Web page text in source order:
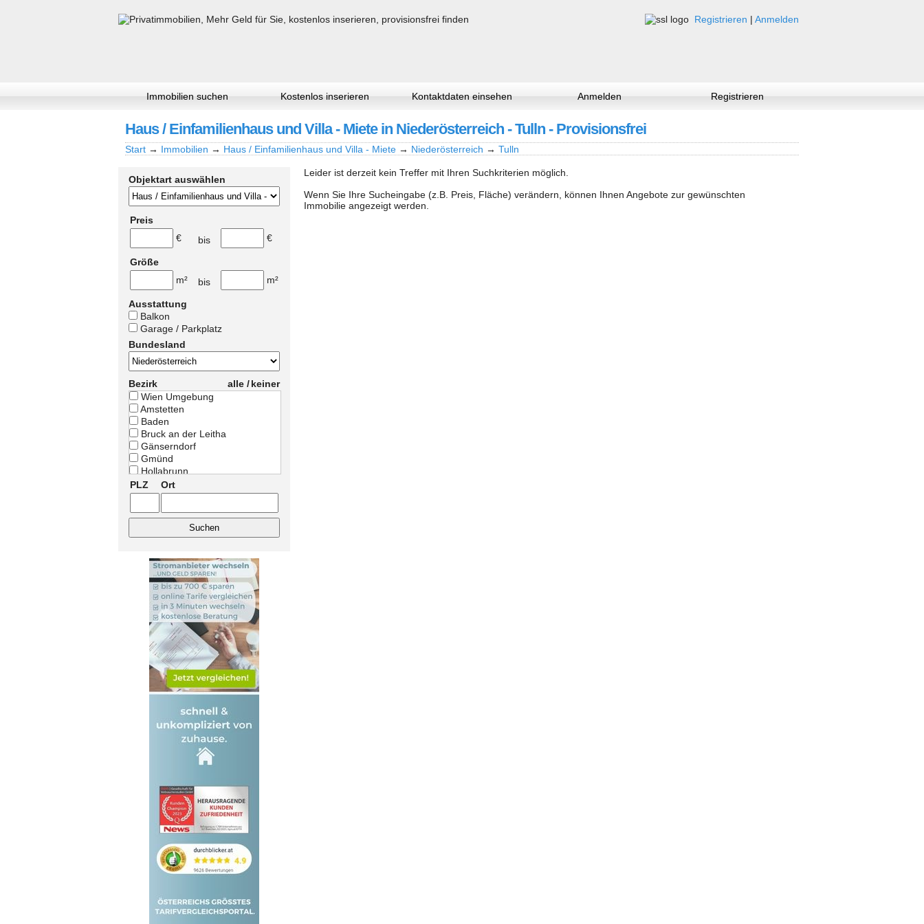
Registrieren | Anmelden
Immobilien suchen Kostenlos inserieren Kontaktdaten einsehen Anmelden Registrieren
Haus / Einfamilienhaus und Villa - Miete in Niederösterreich - Tulln - Provisionsfrei
Start → Immobilien → Haus / Einfamilienhaus und Villa - Miete → Niederösterreich → Tulln
Objektart auswählen
Preis
€
bis €
Größe
m²
bis m²
Ausstattung
Balkon
Garage / Parkplatz
Bundesland
Bezirk alle /keiner
Wien Umgebung
Amstetten
Baden
Bruck an der Leitha
Gänserndorf
Gmünd
Hollabrunn
Horn
Korneuburg
Krems Stadt
Mistelbach
Mödling
Neunkirchen
Scheibbs
St. Pölten Land
St. Pölten Stadt
Tulln
Waidhofen an der Thaya
Waidhofen an der Ybbs
Wiener Neustadt Land
Wiener Neustadt Stadt
Zwettl
PLZ Ort
Leider ist derzeit kein Treffer mit Ihren Suchkriterien möglich.
Wenn Sie Ihre Sucheingabe (z.B. Preis, Fläche) verändern, können Ihnen Angebote zur gewünschten
Immobilie angezeigt werden.